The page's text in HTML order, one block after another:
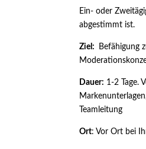
Ein- oder
abgestimmt ist.
Ziel:
Befähigung
Dauer: 1-2 Tage.
Teamleitung
Ort: Vor Ort bei